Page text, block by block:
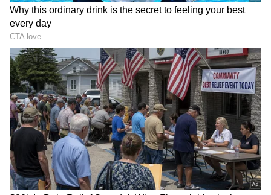
ವಾಹ‌ನ ಪಲ್ಟಿಯಾಗಿದೆ. ಬಸ್‌ನಲ್ಲಿ ಸುಮಾರು 25 ಕ್ಕೂ ಹೆಚ್ಚು
ಶಾಲಾ ಮಕ್ಕಳು, ಶಿಕ್ಷಕರು ಹೊರಟ್ಟಿದ್ದರು. ಅದೃಷ್ಟವಷಾತ್‌
ಅನಾಹುತವೊಂದು ತಪ್ಪಿದೆ. ಕೆಲವರಿಗೆ ಸಣ್ಣಪುಟ್ಟ
ಗಾಯಗಳಾಗಿವೆ. ಸ್ಥಳಕ್ಕೆ ಗದಗ ಗ್ರಾಮೀಣ ಪೊಲೀಸರು ಭೇಟಿ
ಪರಿಶೀಲನೆ ನಡೆಸಿದ್ದಾರೆ.
DOWNLOAD APP